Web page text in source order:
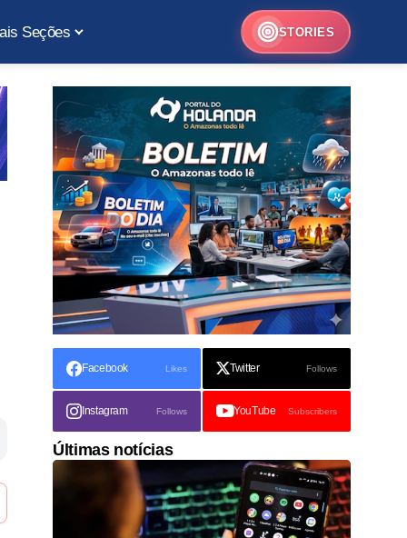
Seções STORIES
Facebook Likes Twitter Follows
Instagram Follows YouTube Subscribers
Últimas notícias